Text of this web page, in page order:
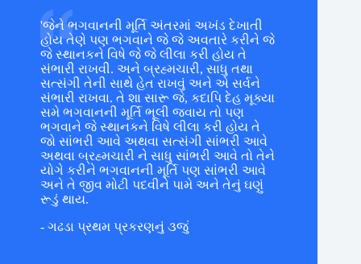
'જેને ભગવાનની મૂર્તિ અંતરમાં અખંડ દેખાતી
હોય તેણે પણ ભગવાને જે જે અવતારે કરીને જે
જે સ્થાનકને વિષે જે જે લીલા કરી હોય તે
સંભારી રાખવી. અને બ્રહ્મચારી, સાધુ તથા
સત્સંગી તેની સાથે હેત રાખવું અને એ સર્વને
સંભારી રાખવા. તે શા સારૂ જે, કદાપિ દેહ મૂક્યા
સમે ભગવાનની મૂર્તિ ભૂલી જવાય તો પણ
ભગવાને જે સ્થાનકને વિષે લીલા કરી હોય તે
જો સાંભરી આવે અથવા સત્સંગી સાંભરી આવે
અથવા બ્રહ્મચારી ને સાધુ સાંભરી આવે તો તેને
યોગે કરીને ભગવાનની મૂર્તિ પણ સાંભરી આવે
અને તે જીવ મોટી પદવીને પામે અને તેનું ઘણું
રૂડું થાય.
- ગઢડા પ્રથમ પ્રકરણનું ૩જું